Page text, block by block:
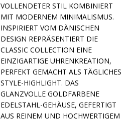
VOLLENDETER STIL KOMBINIERT
MIT MODERNEM MINIMALISMUS.
INSPIRIERT VOM DÄNISCHEN
DESIGN REPRÄSENTIERT DIE
CLASSIC COLLECTION EINE
EINZIGARTIGE UHRENKREATION,
PERFEKT GEMACHT ALS TÄGLICHES
STYLE-HIGHLIGHT. DAS
GLANZVOLLE GOLDFARBENE
EDELSTAHL-GEHÄUSE, GEFERTIGT
AUS REINEM UND HOCHWERTIGEM